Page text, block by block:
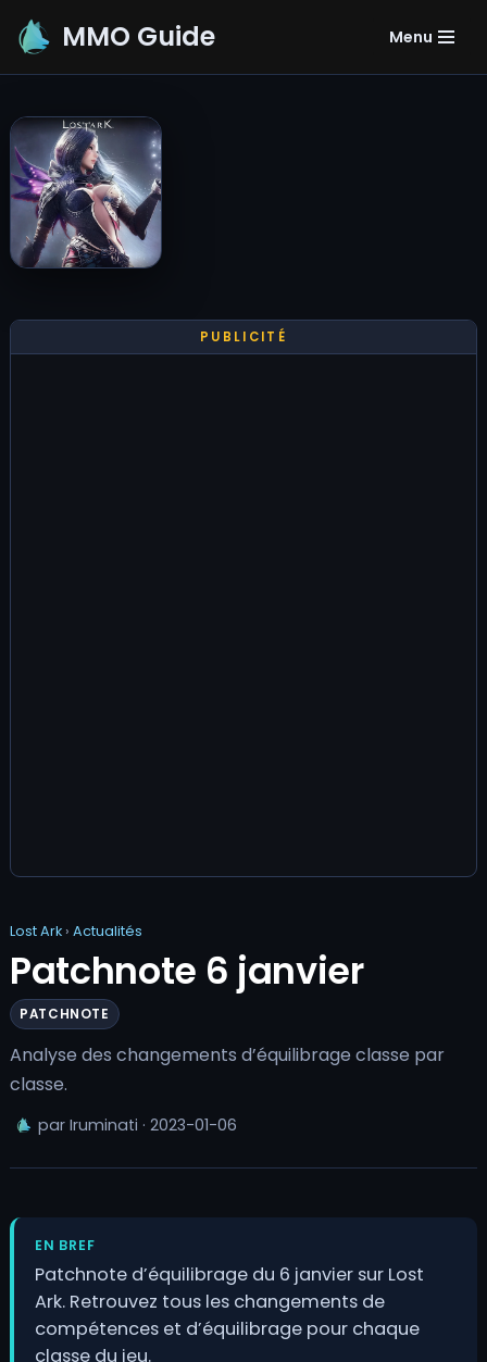
Aller
contenu
MMO Guide Menu
Lost Ark› Actualités
Patchnote 6 janvier
PATCHNOTE
Analyse des changements d’équilibrage classe par
classe.
par Iruminati · 2023-01-06
EN BREF
Patchnote d’équilibrage du 6 janvier sur Lost
Ark. Retrouvez tous les changements de
compétences et d’équilibrage pour chaque
classe du jeu.